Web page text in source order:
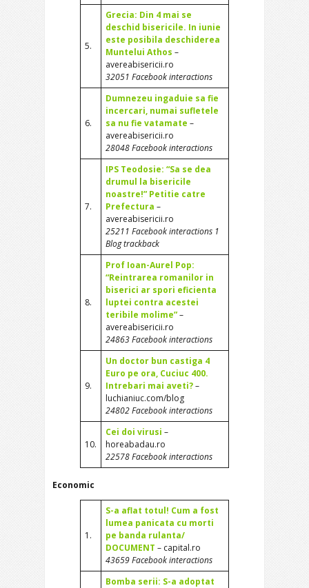
5.
Grecia: Din 4 mai se
deschid bisericile. In iunie
este posibila deschiderea
Muntelui Athos –
avereabisericii.ro
32051 Facebook interactions
6.
Dumnezeu ingaduie sa fie
incercari, numai sufletele
sa nu fie vatamate –
avereabisericii.ro
28048 Facebook interactions
7.
IPS Teodosie: “Sa se dea
drumul la bisericile
noastre!” Petitie catre
Prefectura –
avereabisericii.ro
25211 Facebook interactions 1
Blog trackback
8.
Prof Ioan-Aurel Pop:
“Reintrarea romanilor in
biserici ar spori eficienta
luptei contra acestei
teribile molime”–
avereabisericii.ro
24863 Facebook interactions
9.
Un doctor bun castiga 4
Euro pe ora, Cuciuc 400.
Intrebari mai aveti?–
luchianiuc.com/blog
24802 Facebook interactions
10.
Cei doi virusi –
horeabadau.ro
22578 Facebook interactions
Economic
1.
S-a aflat totul! Cum a fost
lumea panicata cu morti
pe banda rulanta/
DOCUMENT – capital.ro
43659 Facebook interactions
Bomba serii: S-a adoptat